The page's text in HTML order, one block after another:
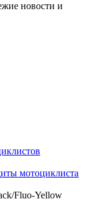
новости и
мотоциклиста
Fluo-Yellow